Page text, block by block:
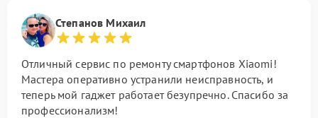
Степанов Михаил
Отличный сервис по ремонту смартфонов Xiaomi!
Мастера оперативно устранили неисправность, и
теперь мой гаджет работает безупречно. Спасибо за
профессионализм!